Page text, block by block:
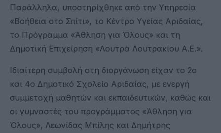
Παράλληλα, υποστηρίχθηκε από την Υπηρεσία
«Βοήθεια στο Σπίτι», το Κέντρο Υγείας Αριδαίας,
το Πρόγραμμα «Άθληση για Όλους» και τη
Δημοτική Επιχείρηση «Λουτρά Λουτρακίου Α.Ε.».
Ιδιαίτερη συμβολή στη διοργάνωση είχαν το 2ο
και 4ο Δημοτικό Σχολείο Αριδαίας, με ενεργή
συμμετοχή μαθητών και εκπαιδευτικών, καθώς και
οι γυμναστές του προγράμματος «Άθληση για
Όλους», Λεωνίδας Μπίλης και Δημήτρης